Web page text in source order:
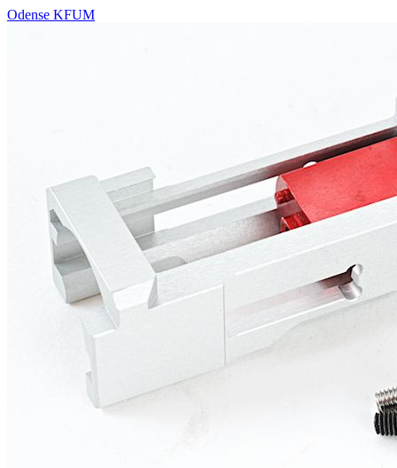
Odense KFUM